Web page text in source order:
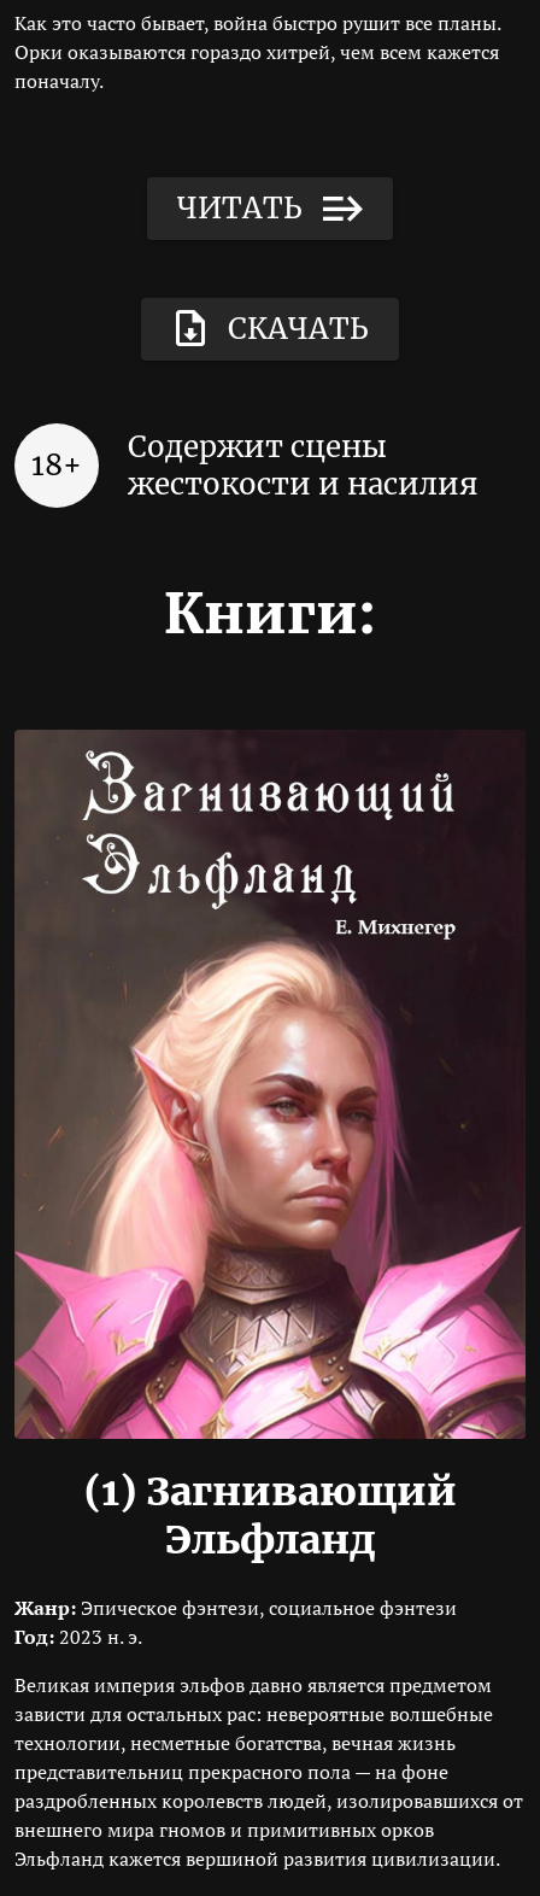
Как это часто бывает, война быстро рушит все планы.
Орки оказываются гораздо хитрей, чем всем кажется
поначалу.
ЧИТАТЬ
СКАЧАТЬ
18+
Содержит сцены
жестокости и насилия
Книги:
(1) Загнивающий
Эльфланд
Жанр: Эпическое фэнтези, социальное фэнтези
Год:2023 н. э.
Великая империя эльфов давно является предметом
зависти для остальных рас: невероятные волшебные
технологии, несметные богатства, вечная жизнь
представительниц прекрасного пола — на фоне
раздробленных королевств людей, изолировавшихся от
внешнего мира гномов и примитивных орков
Эльфланд кажется вершиной развития цивилизации.